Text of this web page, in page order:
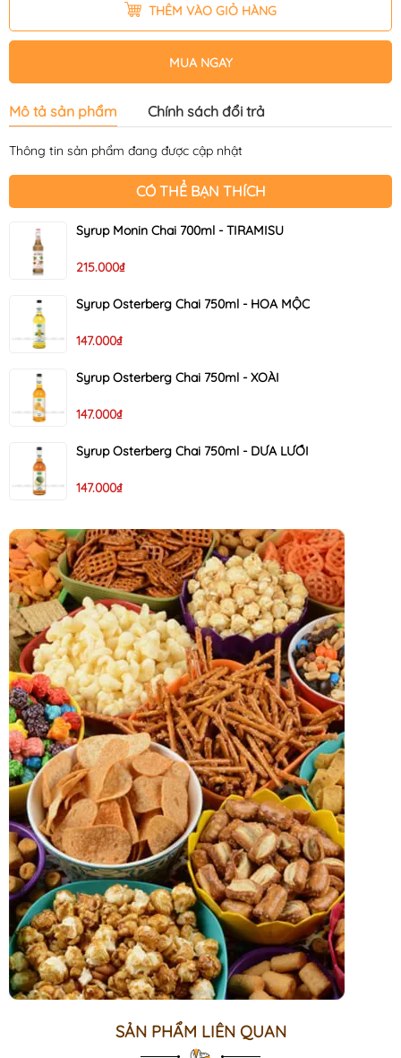
THÊM VÀO GIỎ HÀNG
MUA NGAY
Mô tả sản phẩm Chính sách đổi trả
Thông tin sản phẩm đang được cập nhật
CÓ THỂ BẠN THÍCH
Syrup Monin Chai 700ml - TIRAMISU
215.000₫
Syrup Osterberg Chai 750ml - HOA MỘC
147.000₫
Syrup Osterberg Chai 750ml - XOÀI
147.000₫
Syrup Osterberg Chai 750ml - DƯA LƯỚI
147.000₫
SẢN PHẨM LIÊN QUAN